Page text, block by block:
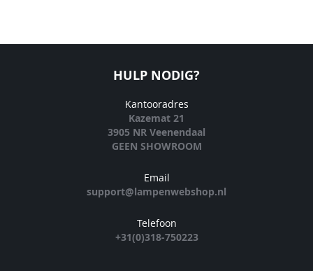
HULP NODIG?
Kantooradres
Kazemat 21
3905 NR Veenendaal
GEEN SHOWROOM
Email
support@lampenwebshop.nl
Telefoon
+31(0)318-750223